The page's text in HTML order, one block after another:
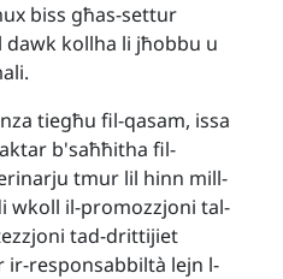
biss għas-settur
kollha li jħobbu u
tiegħu fil-qasam, issa
b'saħħitha fil-
tmur lil hinn mill-
wkoll il-promozzjoni tal-
tad-drittijiet
responsabbiltà lejn l-